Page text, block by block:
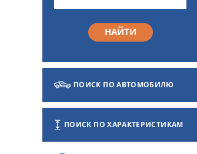
ПОИСК ПО АВТОМОБИЛЮ
ПОИСК ПО ХАРАКТЕРИСТИКАМ